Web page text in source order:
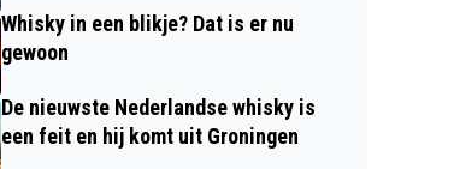
Whisky in een blikje? Dat is er nu
gewoon
De nieuwste Nederlandse whisky is
een feit en hij komt uit Groningen